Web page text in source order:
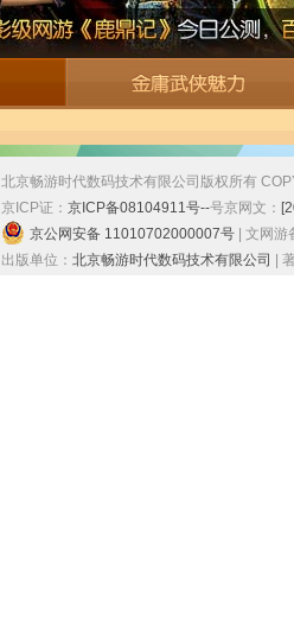
北京畅游时代数码技术有限公司版权所有
京ICP证： 京ICP备08104911号--号京网文：
京公网安备 11010702000007号 | 文网游
出版单位： 北京畅游时代数码技术有限公司 |